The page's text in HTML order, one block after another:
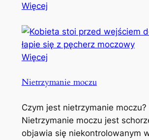
Więcej
Więcej
Nietrzymanie moczu
Czym jest nietrzymanie moczu?
Nietrzymanie moczu jest
objawia się niekontrolowanym